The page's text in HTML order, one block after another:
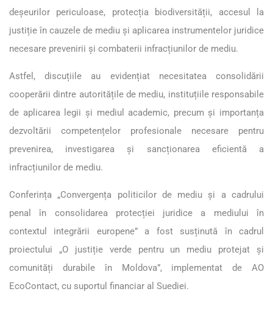
deșeurilor periculoase, protecția biodiversității, accesul la
justiție în cauzele de mediu și aplicarea instrumentelor juridice
necesare prevenirii și combaterii infracțiunilor de mediu.
Astfel, discuțiile au evidențiat necesitatea consolidării
cooperării dintre autoritățile de mediu, instituțiile responsabile
de aplicarea legii și mediul academic, precum și importanța
dezvoltării competențelor profesionale necesare pentru
prevenirea, investigarea și sancționarea eficientă a
infracțiunilor de mediu.
Conferința „Convergența politicilor de mediu și a cadrului
penal în consolidarea protecției juridice a mediului în
contextul integrării europene” a fost susținută în cadrul
proiectului „O justiție verde pentru un mediu protejat și
comunități durabile în Moldova”, implementat de AO
EcoContact, cu suportul financiar al Suediei.